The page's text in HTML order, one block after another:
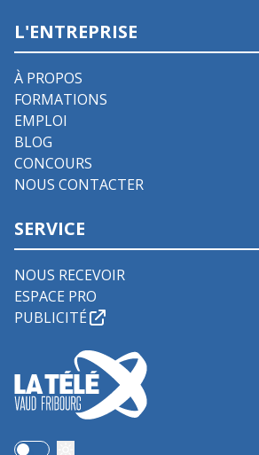
L'ENTREPRISE
À PROPOS
FORMATIONS
EMPLOI
BLOG
CONCOURS
NOUS CONTACTER
SERVICE
NOUS RECEVOIR
ESPACE PRO
PUBLICITÉ